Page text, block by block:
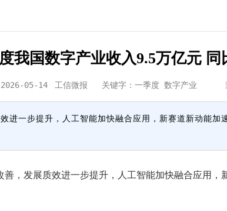
我国数字产业收入9.5万亿元 同
2026-05-14 工信微报 关键字：一季度 数字产业
进一步提升，人工智能加快融合应用，新赛道新动能
发展质效进一步提升，人工智能加快融合应用，